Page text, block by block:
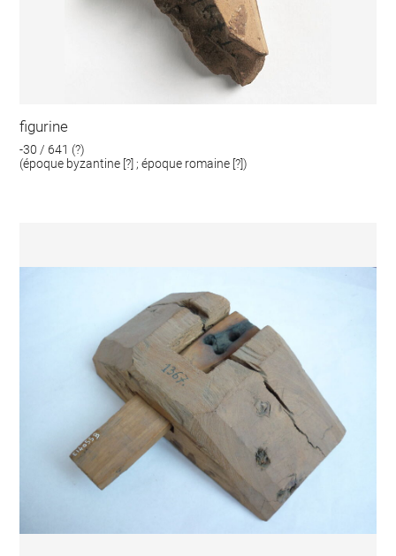
figurine
-30 / 641 (?)
(époque byzantine [?] ; époque romaine [?])